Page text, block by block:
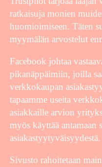
ratkaisuja monien
huomioimiseen. Täten
myymälän arvostelut
Facebook johtaa
pikanäppäimiin, joilla
verkkokaupan
tapaamme useita
asiakkaille arvion
myös käyttää antamaan
asiakastyytyväisyydestä.
Sivusto rahoitetaan